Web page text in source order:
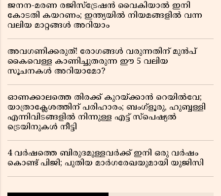
ജനന-മരണ രജിസ്ട്രേഷൻ വൈകിയാൽ ഇനി
കോടതി കയറണം; ഇന്ത്യയിൽ നിയമങ്ങളിൽ വന്ന
വലിയ മാറ്റങ്ങൾ അറിയാം
അവഗണിക്കരുത്! രോഗങ്ങൾ വരുന്നതിന് മുൻപ്
കൈവെള്ള കാണിച്ചുതരുന്ന ഈ 5 വലിയ
സൂചനകൾ അറിയാമോ?
ഓണക്കാലത്തെ തിരക്ക് കുറയ്ക്കാൻ റെയിൽവേ;
യാത്രാക്ലേശത്തിന് പരിഹാരം; ബംഗ്ളൂരു, ഹുബ്ബള്ളി
എന്നിവിടങ്ങളിൽ നിന്നുള്ള എട്ട് സ്പെഷ്യൽ
ട്രെയിനുകൾ നീട്ടി
4 വർഷത്തെ ബിരുദമുള്ളവർക്ക് ഇനി ഒരു വർഷം
കൊണ്ട് പിജി; പുതിയ മാർഗരേഖയുമായി യുജിസി